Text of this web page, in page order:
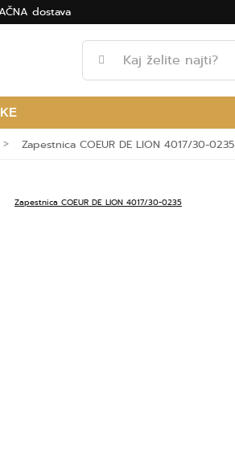
dostava
Zapestnica COEUR DE LION 4017/30-0235